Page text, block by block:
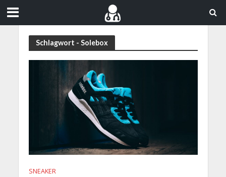
Schlagwort - Solebox
SNEAKER